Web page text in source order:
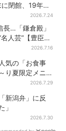
閉館、19年の
阪民に衝撃は
2026.7.24
長…「鎌倉殿」
人芸”【豊臣兄
2026.7.16
気の「お食事
り夏限定メニ
2026.7.29
新潟弁」に反
」
2026.7.30